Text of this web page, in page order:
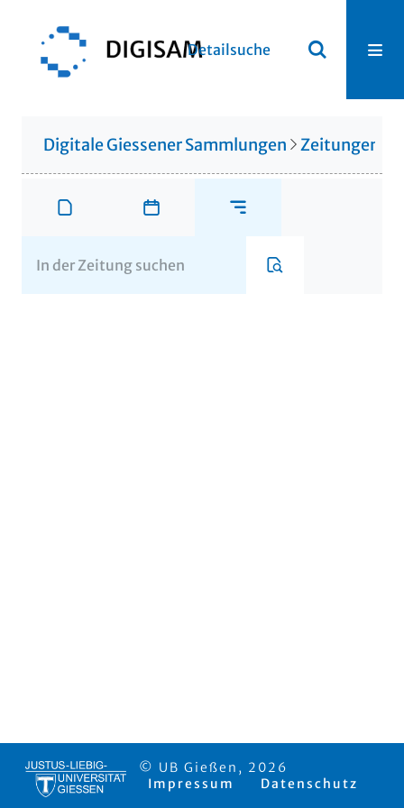
Detailsuche
Digitale Giessener Sammlungen Zeitungen
© UB Gießen, 2026
Impressum
Datenschutz